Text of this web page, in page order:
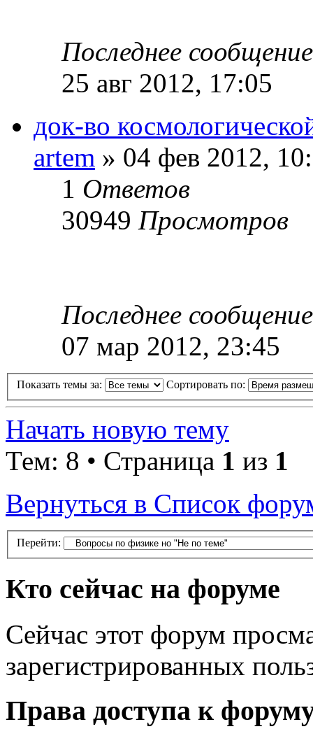
Последнее
25 авг 2012, 17:05
док-во
artem » 04 фев 2012,
1 Ответов
30949 Просмотров
Последнее
07 мар 2012, 23:45
Показать темы за: Сортировать по:
Начать новую тему
Тем: 8 • Страница 1 из 1
Вернуться в Список
Перейти:
Кто сейчас на форуме
Сейчас этот форум
зарегистрированных
Права доступа к